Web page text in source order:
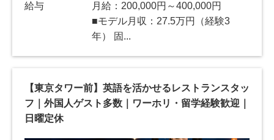
給与
月給：200,000円～400,000円
■モデル月収：27.5万円（経験3
年） 固...
【東京タワー前】英語を活かせるレストランスタッ
フ｜外国人ゲスト多数｜ワーホリ・留学経験歓迎｜
日曜定休